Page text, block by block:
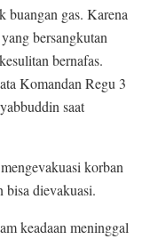
buangan gas. Karena
bersangkutan
bernafas.
Komandan Regu 3
saat
korban
bisa dievakuasi.
keadaan meninggal